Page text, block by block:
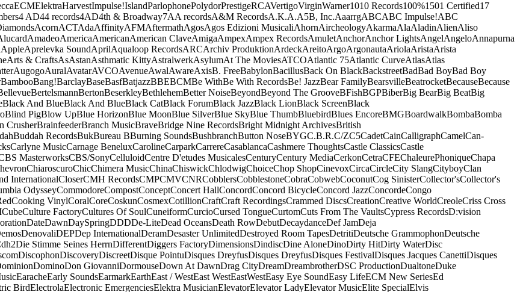
ECMElektraHarvestImpulse!IslandParlophonePolydorPrestigeRCAVertigoVirginWarner1010 Records100%1501 Certified17
4 AD44 records4AD4th & Broadway7AA recordsA&M RecordsA.K.A.A5B, Inc.AaarrgABCABC Impulse!ABC
AcornACTAdaAffinityAFMAftermathAgosAgos Edizioni MusicaliAhornAircheologyAkarmaAlaAladinAlienAliso
AmadeoAmericaAmericanAmerican ClaveAmigaAmpexAmpex RecordsAmuletAnchorAnchor LightsAngelAngeloAnnapurna
AppleAprelevka SoundAprilAqualoop RecordsARCArchiv ProduktionArdeckAreitoArgoArgonautaAriolaAristaArista
Arts & CraftsAsAstanAsthmatic KittyAstralwerkAsylumAt The MoviesATCOAtlantic 75Atlantic CurveAtlasAtlas
AugogoAuralAvatarAVCOAvenueAwalAwareAxisB. FreeBabylonBacillusBack On BlackBackstreetBadBad BoyBad Boy
BambooBang!BarclayBaseBasfBatjazzBBEBCMBe WithBe With RecordsBe! JazzBear FamilyBearsvilleBeatrocketBecauseBecause
BertelsmannBertonBeserkleyBethlehemBetter NoiseBeyondBeyond The GrooveBFishBGPBiberBig BearBig BeatBig
Black And BlueBlack And BlueBlack CatBlack ForumBlack JazzBlack LionBlack ScreenBlack
Blind PigBlow UpBlue HorizonBlue MoonBlue SilverBlue SkyBlue ThumbBluebirdBlues EncoreBMGBoardwalkBombaBomba
CrusherBrainfeederBranch MusicBraveBridge Nine RecordsBright Midnight ArchivesBritish
Buddah RecordsBukBureau BBurning SoundsBushbranchButton NoseBYGC.B.R.C/ZC5CadetCainCalligraphCamelCan-
Carlyne MusicCarnage BeneluxCarolineCarparkCarrereCasablancaCashmere ThoughtsCastle ClassicsCastle
MasterworksCBS/SonyCelluloidCentre D'etudes MusicalesCenturyCentury MediaCerkonCetraCFEChaleurePhoniqueChapa
ChiaroscuroChicChimera MusicChinaChiswickChlodwigChoiceChop ShopCinevoxCircaCircleCity SlangCityboyClan
InternationalCloserCMH RecordsCMPCMVCNRCobblersCobblestoneCobraCobwebCoconutCog SinisterCollector'sCollector's
OdysseyCommodoreCompostConceptConcert HallConcordConcord BicycleConcord JazzConcordeCongo
Cooking VinylCoralCoreCoskunCosmexCotillionCraftCraft RecordingsCrammed DiscsCreationCreative WorldCreoleCriss Cross
CubeCulture FactoryCultures Of SoulCuneiformCurcioCursed TongueCurtomCuts From The VaultsCypress RecordsD:vision
DateDawnDaySpringDDDDe-LiteDead OceansDeath RowDebutDecaydanceDef JamDeja
DenovaliDEPDep InternationalDeramDesaster UnlimitedDestroyed Room TapesDetritiDeutsche GrammophonDeutsche
dh2Die Stimme Seines HerrnDifferentDiggers FactoryDimensionsDindiscDine AloneDinoDirty HitDirty WaterDisc
DiscophonDiscoveryDiscreetDisque PointuDisques DreyfusDisques DreyfusDisques FestivalDisques Jacques CanettiDisques
DominoDon GiovanniDormouseDown At DawnDrag CityDreamDreambrotherDSC ProductionDualtoneDuke
EaracheEarly SoundsEarmarkEarthEast / WestEast WestEastWestEasy Eye SoundEasy LifeECM New SeriesEd
BirdElectrolaElectronic EmergenciesElektra MusicianElevatorElevator LadyElevator MusicElite SpecialElvis